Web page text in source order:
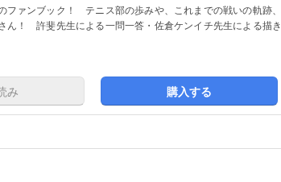
ファンブック！ テニス部の歩みや、これまでの戦いの軌跡、
ん！ 許斐先生による一問一答・佐倉ケンイチ先生による描き
み 購入する